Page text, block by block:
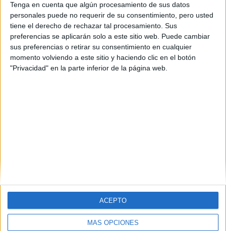
Tenga en cuenta que algún procesamiento de sus datos
personales puede no requerir de su consentimiento, pero usted
tiene el derecho de rechazar tal procesamiento. Sus
preferencias se aplicarán solo a este sitio web. Puede cambiar
sus preferencias o retirar su consentimiento en cualquier
momento volviendo a este sitio y haciendo clic en el botón
"Privacidad" en la parte inferior de la página web.
MÁS OPCIONES
ACEPTO